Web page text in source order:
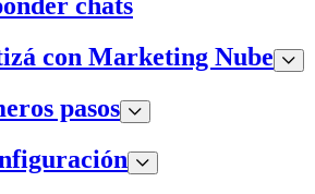
con Marketing Nube
pasos